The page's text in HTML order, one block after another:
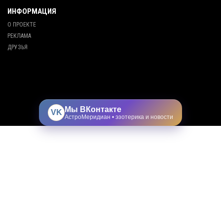
ИНФОРМАЦИЯ
О ПРОЕКТЕ
РЕКЛАМА
ДРУЗЬЯ
VK Мы ВКонтакте
АстроМеридиан • эзотерика и новости